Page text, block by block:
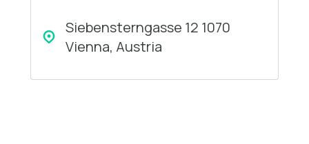
Siebensterngasse 12 1070
Vienna, Austria